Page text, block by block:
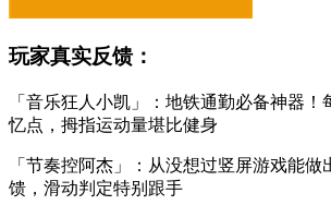
玩家真实反馈：
「音乐狂人小凯」：地铁通勤必备神器
忆点，拇指运动量堪比健身
「节奏控阿杰」：从没想过竖屏游戏能做
馈，滑动判定特别跟手